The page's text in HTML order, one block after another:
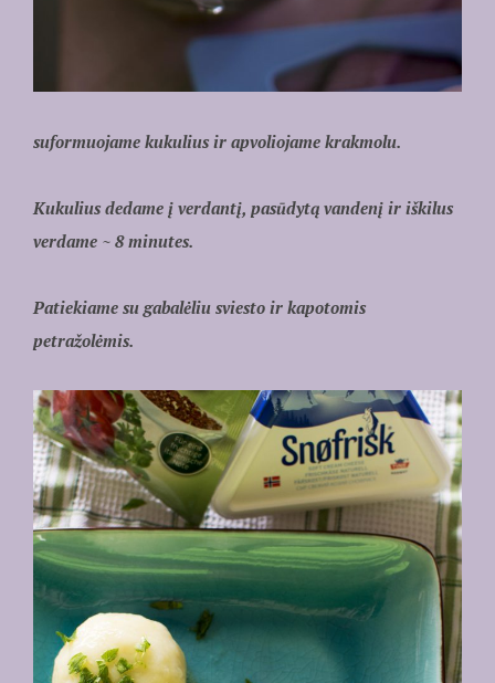
suformuojame kukulius ir apvoliojame krakmolu.
Kukulius dedame į verdantį, pasūdytą vandenį ir iškilus
verdame ~ 8 minutes.
Patiekiame su gabalėliu sviesto ir kapotomis
petražolėmis.